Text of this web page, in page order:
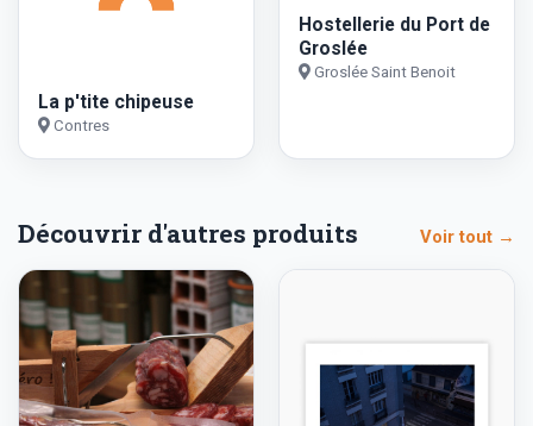
La p'tite chipeuse
Contres
Hostellerie du Port de
Groslée
Groslée Saint Benoit
Découvrir d'autres produits Voir tout →